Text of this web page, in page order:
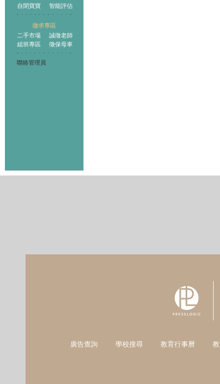
自閉寶寶
智能評估
徵求專區
二手市場
誠徵老師
組班專區
徵保母車
聯絡管理員
廣告查詢 學校搜尋 教育行事曆